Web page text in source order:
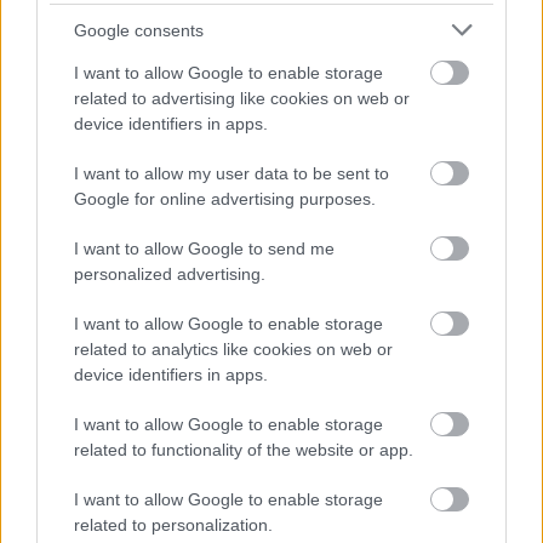
Google consents
I want to allow Google to enable storage
related to advertising like cookies on web or
device identifiers in apps.
I want to allow my user data to be sent to
Google for online advertising purposes.
I want to allow Google to send me
personalized advertising.
I want to allow Google to enable storage
related to analytics like cookies on web or
device identifiers in apps.
I want to allow Google to enable storage
related to functionality of the website or app.
I want to allow Google to enable storage
related to personalization.
Ταβέρνα ο Σταμάτης
Η οικογενειακή αυτή ταβέρνα βρίσκεται στην
δίπλα και είναι σημείο αναφορά στον γευστικό
υποδέχεται τους επισκέπτες της και τους σερβίρει
γνώση και αγάπη. Όσα θα απολάυσετε εδώ
χειροποίητα, παραδοσιακά και μαγειρεμένα σπιτικά.
πολλά από αυτά ντόπια, ψητά της ώρας κυρίως
Εκτός αυτών, το μενού έχει επιλογές από ορεκτικά